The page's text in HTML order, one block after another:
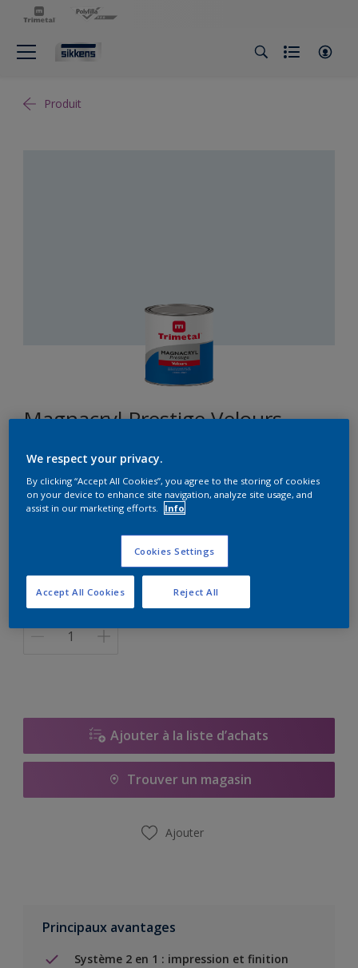
Produit
Magnacryl Prestige Velours
Changer de couleur
5L
Quantité
Ajouter à la liste d’achats
Trouver un magasin
Ajouter
Principaux avantages
Système 2 en 1 : impression et finition
We respect your privacy.
By clicking “Accept All Cookies”, you agree to the storing of cookies
on your device to enhance site navigation, analyze site usage, and
assist in our marketing efforts.
Info
Cookies Settings
Reject All
Accept All Cookies